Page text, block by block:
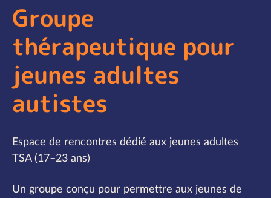
Groupe
thérapeutique pour
jeunes adultes
autistes
Espace de rencontres dédié aux jeunes adultes
TSA (17–23 ans)
Un groupe conçu pour permettre aux jeunes de